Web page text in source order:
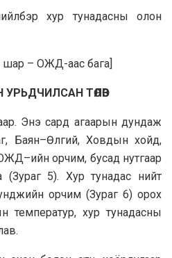
хур тунадасны олон
шар – ОЖД-аас бага]
ТӨЛӨВ
Энэ сард агаарын дундаж
Баян–Өлгий, Ховдын хойд,
орчим, бусад нутгаар
(Зураг 5). Хур тунадас нийт
орчим (Зураг 6) орох
температур, хур тунадасны